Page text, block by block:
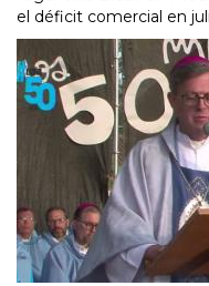
el déficit comercial en